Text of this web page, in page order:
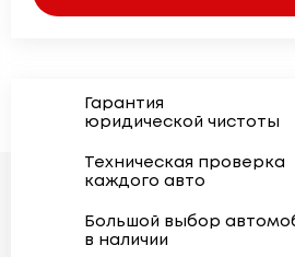
Гарантия
юридической чистоты
Техническая проверка
каждого авто
Большой выбор
в наличии